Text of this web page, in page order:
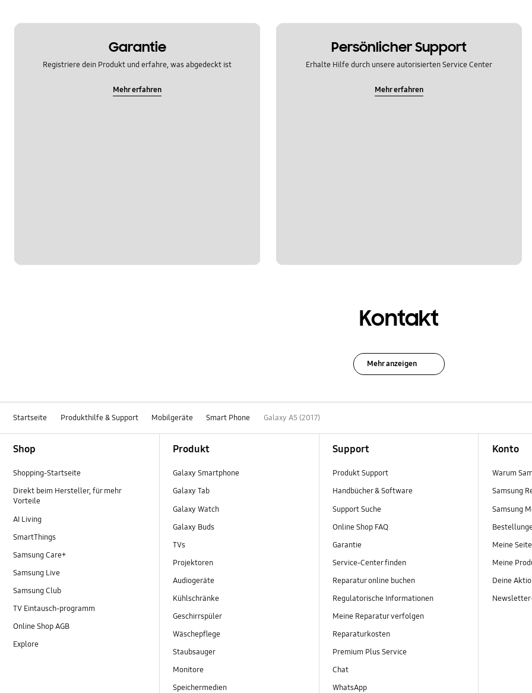
Garantie
Registriere dein Produkt und erfahre, was abgedeckt ist
Mehr erfahren
Persönlicher Support
Erhalte Hilfe durch unsere autorisierten Service Center
Mehr erfahren
Kontakt
Mehr anzeigen
Startseite Produkthilfe & Support Mobilgeräte Smart Phone Galaxy A5 (2017)
Shop
Shopping-Startseite
Direkt beim Hersteller, für mehr
Vorteile
AI Living
SmartThings
Samsung Care+
Samsung Live
Samsung Club
TV Eintausch-programm
Online Shop AGB
Explore
Produkt
Galaxy Smartphone
Galaxy Tab
Galaxy Watch
Galaxy Buds
TVs
Projektoren
Audiogeräte
Kühlschränke
Geschirrspüler
Wäschepflege
Staubsauger
Monitore
Speichermedien
Support
Produkt Support
Handbücher & Software
Support Suche
Online Shop FAQ
Garantie
Service-Center finden
Reparatur online buchen
Regulatorische Informationen
Meine Reparatur verfolgen
Reparaturkosten
Premium Plus Service
Chat
WhatsApp
Konto
Warum
Samsung
Samsung
Meine Seite
Meine
Deine